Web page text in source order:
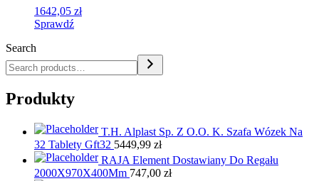
1642,05 zł
Sprawdź
Search
Produkty
T.H. Alplast Sp. Z O.O. K. Szafa Wózek Na
32 Tablety Gft32 5449,99 zł
RAJA Element Dostawiany Do Regału
2000X970X400Mm 747,00 zł